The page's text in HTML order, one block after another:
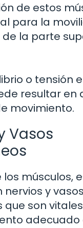
de estos
para la
la parte
o tensión
resultar en
movimiento.
Vasos
músculos,
nervios y vasos
que son
adecuado